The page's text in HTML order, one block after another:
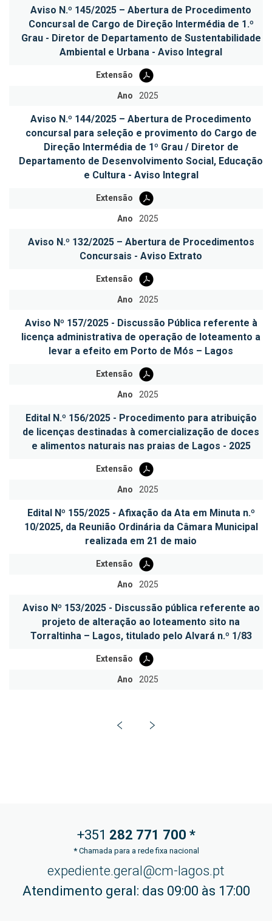
Aviso N.º 145/2025 – Abertura de Procedimento
Concursal de Cargo de Direção Intermédia de 1.º
Grau - Diretor de Departamento de Sustentabilidade
Ambiental e Urbana - Aviso Integral
Extensão
Ano 2025
Aviso N.º 144/2025 – Abertura de Procedimento
concursal para seleção e provimento do Cargo de
Direção Intermédia de 1º Grau / Diretor de
Departamento de Desenvolvimento Social, Educação
e Cultura - Aviso Integral
Extensão
Ano 2025
Aviso N.º 132/2025 – Abertura de Procedimentos
Concursais - Aviso Extrato
Extensão
Ano 2025
Aviso Nº 157/2025 - Discussão Pública referente à
licença administrativa de operação de loteamento a
levar a efeito em Porto de Mós – Lagos
Extensão
Ano 2025
Edital N.º 156/2025 - Procedimento para atribuição
de licenças destinadas à comercialização de doces
e alimentos naturais nas praias de Lagos - 2025
Extensão
Ano 2025
Edital Nº 155/2025 - Afixação da Ata em Minuta n.º
10/2025, da Reunião Ordinária da Câmara Municipal
realizada em 21 de maio
Extensão
Ano 2025
Aviso Nº 153/2025 - Discussão pública referente ao
projeto de alteração ao loteamento sito na
Torraltinha – Lagos, titulado pelo Alvará n.º 1/83
Extensão
Ano 2025
+351 282 771 700 *
*Chamada para a rede fixa nacional
expediente.geral@cm-lagos.pt
Atendimento geral: das 09:00 às 17:00